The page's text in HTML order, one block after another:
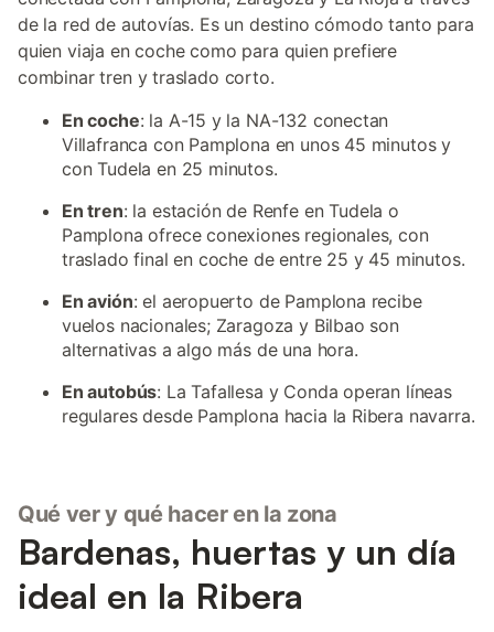
de la red de autovías. Es un destino cómodo tanto para
quien viaja en coche como para quien prefiere
combinar tren y traslado corto.
En coche: la A-15 y la NA-132 conectan
Villafranca con Pamplona en unos 45 minutos y
con Tudela en 25 minutos.
En tren: la estación de Renfe en Tudela o
Pamplona ofrece conexiones regionales, con
traslado final en coche de entre 25 y 45 minutos.
En avión: el aeropuerto de Pamplona recibe
vuelos nacionales; Zaragoza y Bilbao son
alternativas a algo más de una hora.
En autobús: La Tafallesa y Conda operan líneas
regulares desde Pamplona hacia la Ribera navarra.
Qué ver y qué hacer en la zona
Bardenas, huertas y un día
ideal en la Ribera